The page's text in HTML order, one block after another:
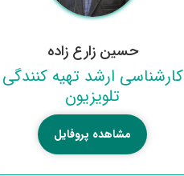
حسین زارع زاده
کارشناسی ارشد تهیه کنندگی
تلویزیون
مشاهده پروفایل